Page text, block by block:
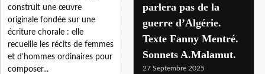
construit une œuvre
originale fondée sur une
écriture chorale : elle
recueille les récits de femmes
et d’hommes ordinaires pour
composer...
parlera pas de la
guerre d’Algérie.
Texte Fanny Mentré.
Sonnets A.Malamut.
27 Septembre 2025